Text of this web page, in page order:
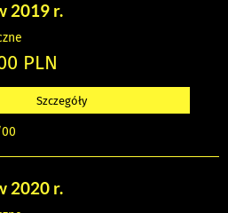
2019 r.
PLN
Szczegóły
2020 r.